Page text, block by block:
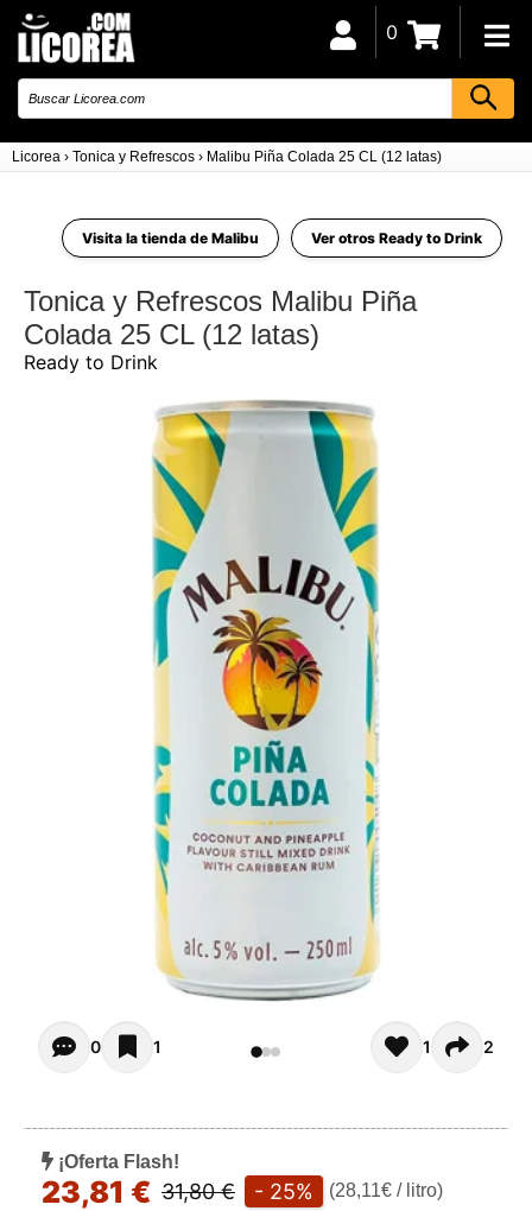
Licorea › Tonica y Refrescos › Malibu Piña Colada 25 CL (12 latas)
0
Visita la tienda de Malibu Ver otros Ready to Drink
Tonica y Refrescos Malibu Piña
Colada 25 CL (12 latas)
Ready to Drink
Opiniones de clientes - Actualmente no hay
0 1 1 2
¡Oferta Flash!
23,81 € 31,80 € - 25% (28,11€ / litro)